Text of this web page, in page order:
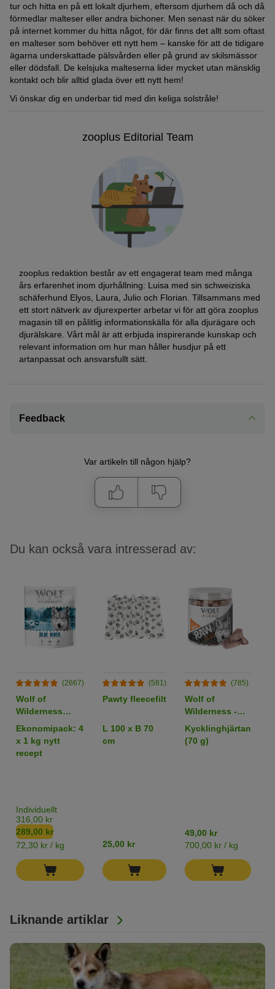
tur och hitta en på ett lokalt djurhem, eftersom djurhem då och då
förmedlar malteser eller andra bichoner. Men senast när du söker
på internet kommer du hitta något, för där finns det allt som oftast
en malteser som behöver ett nytt hem – kanske för att de tidigare
ägarna underskattade pälsvården eller på grund av skilsmässor
eller dödsfall. De kelsjuka malteserna lider mycket utan mänsklig
kontakt och blir alltid glada över ett nytt hem!
Vi önskar dig en underbar tid med din keliga solstråle!
zooplus Editorial Team
zooplus redaktion består av ett engagerat team med många
års erfarenhet inom djurhållning: Luisa med sin schweiziska
schäferhund Elyos, Laura, Julio och Florian. Tillsammans med
ett stort nätverk av djurexperter arbetar vi för att göra zooplus
magasin till en pålitlig informationskälla för alla djurägare och
djurälskare. Vårt mål är att erbjuda inspirerande kunskap och
relevant information om hur man håller husdjur på ett
artanpassat och ansvarsfullt sätt.
Feedback
Var artikeln till någon hjälp?
Liknande artiklar
Du kan också vara intresserad av:
(2667)
Wolf of
Wilderness
Adult "Blue
River" Lax
(Bästsäljare)
Ekonomipack: 4
x 1 kg nytt
recept
Individuellt
316,00 kr
289,00 kr
72,30 kr / kg
(581)
Pawty fleecefilt
L 100 x B 70
cm
25,00 kr
(785)
Wolf of
Wilderness -
RAW Snacks
Kycklinghjärtan
(70 g)
49,00 kr
700,00 kr / kg